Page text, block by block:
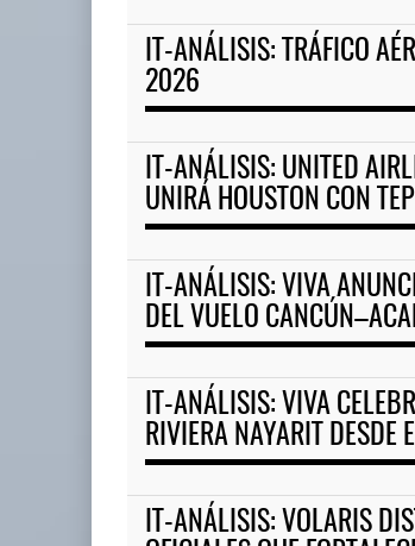
IT-ANÁLISIS: TRÁFICO
2026
IT-ANÁLISIS: UNITED
UNIRÁ HOUSTON CON
IT-ANÁLISIS: VIVA
DEL VUELO
IT-ANÁLISIS: VIVA
RIVIERA NAYARIT DESDE
IT-ANÁLISIS: VOLARIS
APM Terminals
equipamiento para
05 AGO 2026